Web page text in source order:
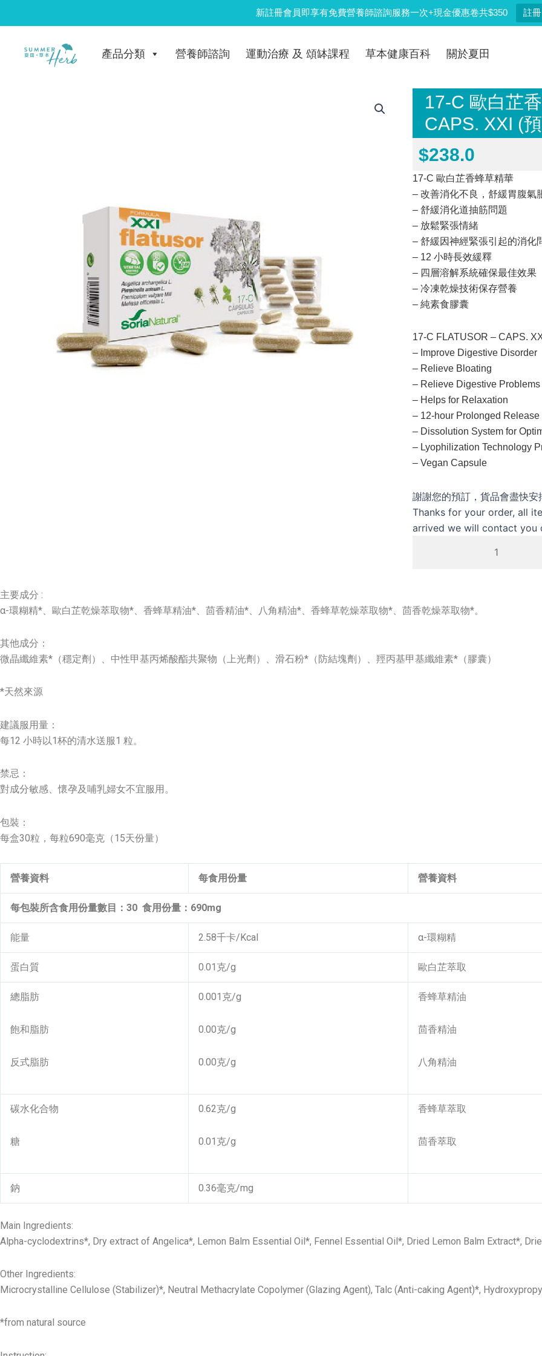
新註冊會員即享有免費營養師諮詢服務一次+現金優惠卷共$350 註冊
to
產品分類
營養師諮詢 運動治療 及 頌缽課程 草本健康百科 關於夏田
17-C 歐白芷
CAPS. XXI (
$238.0
17-C 歐白芷香蜂草精華
– 改善消化不良，舒緩胃腹氣
– 舒緩消化道抽筋問題
– 放鬆緊張情緒
– 舒緩因神經緊張引起的消化
– 12 小時長效緩釋
– 四層溶解系統確保最佳效果
– 冷凍乾燥技術保存營養
– 純素食膠囊
17-C FLATUSOR – CAPS.
– Improve Digestive Disorder
– Relieve Bloating
– Relieve Digestive
– Helps for Relaxation
– 12-hour Prolonged Release
– Dissolution System for
– Lyophilization Technology
– Vegan Capsule
謝謝您的預訂，貨品會盡快
Thanks for your order, all
arrived we will contact you
17-
C
歐
草
17-
主要成分 :
α-環糊精*、歐白芷乾燥萃取物*、香蜂草精油*、茴香精油*、八角精油*、香蜂草乾燥萃取物*、茴香乾燥萃取物*。
其他成分：
微晶纖維素*（穩定劑）、中性甲基丙烯酸酯共聚物（上光劑）、滑石粉*（防結塊劑）、羥丙基甲基纖維素*（膠囊）
*天然來源
建議服用量：
每12 小時以1杯的清水送服1 粒。
禁忌：
對成分敏感、懷孕及哺乳婦女不宜服用。
包裝：
每盒30粒，每粒690毫克（15天份量）
營養資料 每食用份量 營養資料
每包裝所含食用份量數目：30 食用份量：690mg
能量 2.58千卡/Kcal α-環糊精
蛋白質 0.01克/g 歐白芷萃取
總脂肪
飽和脂肪
反式脂肪
0.001克/g
0.00克/g
0.00克/g
香蜂草精油
茴香精油
八角精油
碳水化合物
糖
0.62克/g
0.01克/g
香蜂草萃取
茴香萃取
鈉 0.36毫克/mg
Main Ingredients:
Alpha-cyclodextrins*, Dry extract of Angelica*, Lemon Balm Essential Oil*, Fennel Essential Oil*, Dried Lemon Balm Extract*,
Other Ingredients:
Microcrystalline Cellulose (Stabilizer)*, Neutral Methacrylate Copolymer (Glazing Agent), Talc (Anti-caking Agent)*,
*from natural source